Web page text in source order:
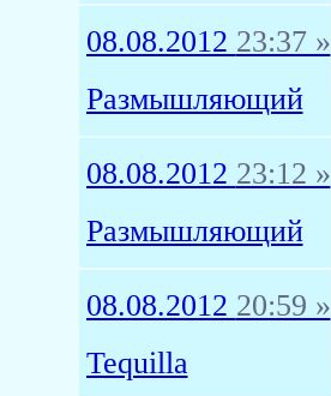
08.08.2012 23:37 »
Размышляющий
08.08.2012 23:12 »
Размышляющий
08.08.2012 20:59 »
Tequilla